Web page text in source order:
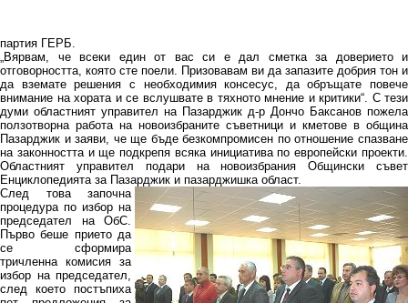
партия ГЕРБ.
„Вярвам, че всеки един от вас си е дал сметка за доверието и
отговорността, която сте поели. Призовавам ви да запазите добрия тон и
да вземате решения с необходимия консесус, да обръщате повече
внимание на хората и се вслушвате в тяхното мнение и критики“. С тези
думи областният управител на Пазарджик д-р Дончо Баксанов пожела
ползотворна работа на новоизбраните съветници и кметове в община
Пазарджик и заяви, че ще бъде безкомпромисен по отношение спазване
на законността и ще подкрепя всяка инициатива по европейски проекти.
Областният управител подари на новоизбрания Общински съвет
Енциклопедията за Пазарджик и пазарджишка област.
След това започна
процедура по избор на
председател на ОбС.
Първо беше прието да
се сформира
тричленна комисия за
избор на председател,
след което постъпиха